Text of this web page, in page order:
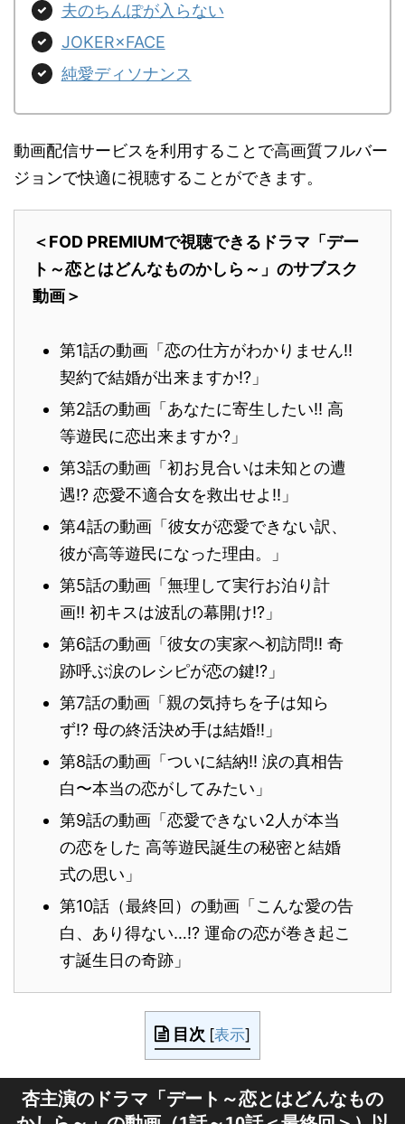
夫のちんぽが入らない
JOKER×FACE
純愛ディソナンス
動画配信サービスを利用することで高画質フルバー
ジョンで快適に視聴することができます。
＜FOD PREMIUMで視聴できるドラマ「デー
ト～恋とはどんなものかしら～」のサブスク
動画＞
第1話の動画「恋の仕方がわかりません!!
契約で結婚が出来ますか!?」
第2話の動画「あなたに寄生したい!! 高
等遊民に恋出来ますか?」
第3話の動画「初お見合いは未知との遭
遇!? 恋愛不適合女を救出せよ!!」
第4話の動画「彼女が恋愛できない訳、
彼が高等遊民になった理由。」
第5話の動画「無理して実行お泊り計
画!! 初キスは波乱の幕開け!?」
第6話の動画「彼女の実家へ初訪問!! 奇
跡呼ぶ涙のレシピが恋の鍵!?」
第7話の動画「親の気持ちを子は知ら
ず!? 母の終活決め手は結婚!!」
第8話の動画「ついに結納!! 涙の真相告
白〜本当の恋がしてみたい」
第9話の動画「恋愛できない2人が本当
の恋をした 高等遊民誕生の秘密と結婚
式の思い」
第10話（最終回）の動画「こんな愛の告
白、あり得ない…!? 運命の恋が巻き起こ
す誕生日の奇跡」
目次 [表示]
杏主演のドラマ「デート～恋とはどんなもの